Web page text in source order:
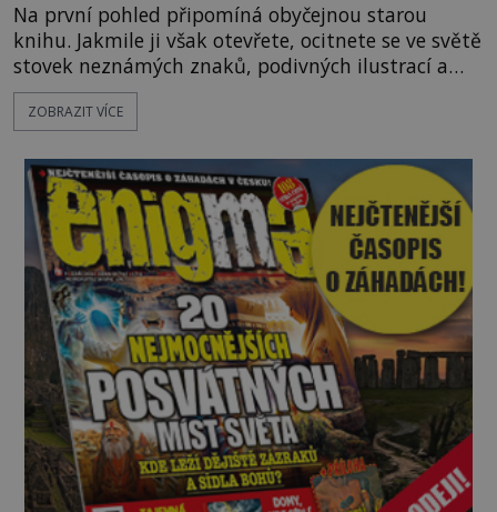
Na první pohled připomíná obyčejnou starou
knihu. Jakmile ji však otevřete, ocitnete se ve světě
stovek neznámých znaků, podivných ilustrací a
textu, který už téměř dvě století vzdoruje všem
pokusům o rozluštění. Rohoncský kodex patří mezi
jistotou neví, kdo jej napsal, kdy vznikl ani co
vlastně vypráví. Rohoncský kodex se poprvé
objevuje v roce
ZOBRAZIT VÍCE